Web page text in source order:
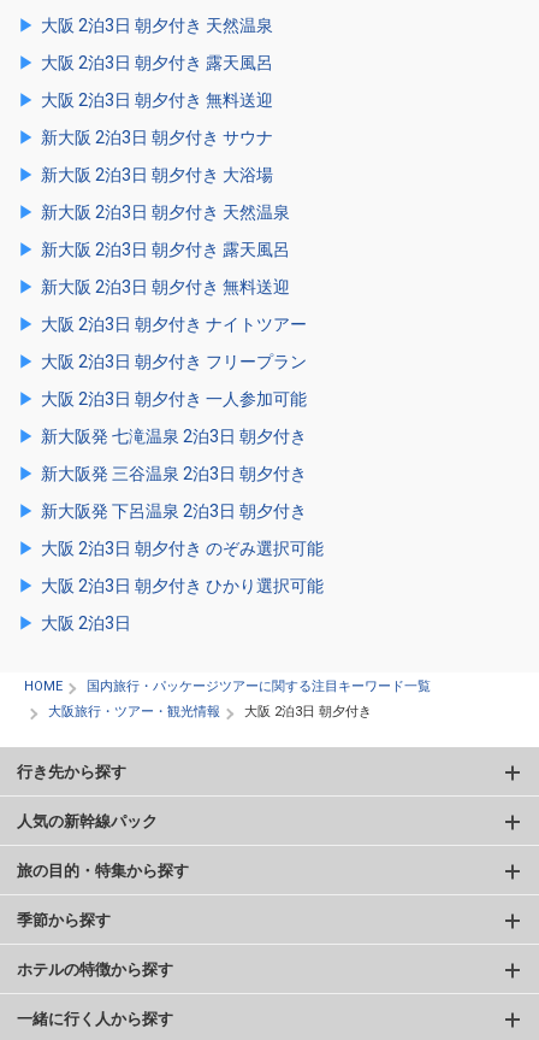
大阪 2泊3日 朝夕付き 天然温泉
大阪 2泊3日 朝夕付き 露天風呂
大阪 2泊3日 朝夕付き 無料送迎
新大阪 2泊3日 朝夕付き サウナ
新大阪 2泊3日 朝夕付き 大浴場
新大阪 2泊3日 朝夕付き 天然温泉
新大阪 2泊3日 朝夕付き 露天風呂
新大阪 2泊3日 朝夕付き 無料送迎
大阪 2泊3日 朝夕付き ナイトツアー
大阪 2泊3日 朝夕付き フリープラン
大阪 2泊3日 朝夕付き 一人参加可能
新大阪発 七滝温泉 2泊3日 朝夕付き
新大阪発 三谷温泉 2泊3日 朝夕付き
新大阪発 下呂温泉 2泊3日 朝夕付き
大阪 2泊3日 朝夕付き のぞみ選択可能
大阪 2泊3日 朝夕付き ひかり選択可能
大阪 2泊3日
HOME
国内旅行・パッケージツアーに関する注目キーワード一覧
大阪旅行・ツアー・観光情報
大阪 2泊3日 朝夕付き
行き先から探す
人気の新幹線パック
旅の目的・特集から探す
季節から探す
ホテルの特徴から探す
一緒に行く人から探す